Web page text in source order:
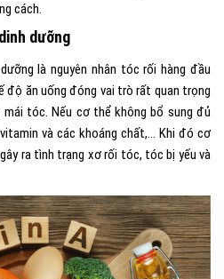
cách.
dưỡng
là nguyên nhân tóc rối hàng đầu
độ ăn uống đóng vai trò rất quan trọng
tóc. Nếu cơ thể không bổ sung đủ
và các khoáng chất,… Khi đó cơ
ra tình trạng xơ rối tóc, tóc bị yếu và